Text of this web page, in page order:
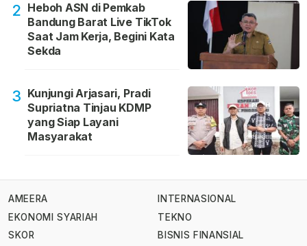
2 Heboh ASN di Pemkab
Bandung Barat Live TikTok
Saat Jam Kerja, Begini Kata
Sekda
3 Kunjungi Arjasari, Pradi
Supriatna Tinjau KDMP
yang Siap Layani
Masyarakat
AMEERA
EKONOMI SYARIAH
SKOR
INTERNASIONAL
TEKNO
BISNIS FINANSIAL